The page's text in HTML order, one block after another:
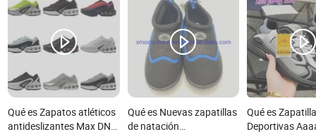
Qué es Zapatos atléticos
antideslizantes Max DN
Qué es Nuevas zapatillas
de natación
Qué es
Deportivas